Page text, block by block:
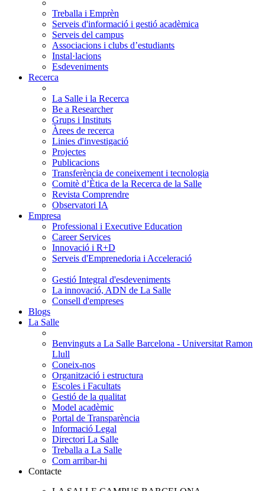
Treballa i Emprèn
Serveis d'informació i gestió acadèmica
Serveis del campus
Associacions i clubs d’estudiants
Instal·lacions
Esdeveniments
Recerca
La Salle i la Recerca
Be a Researcher
Grups i Instituts
Àrees de recerca
Linies d'investigació
Projectes
Publicacions
Transferència de coneixement i tecnologia
Comitè d’Ètica de la Recerca de la Salle
Revista Comprendre
Observatori IA
Empresa
Professional i Executive Education
Career Services
Innovació i R+D
Serveis d'Emprenedoria i Acceleració
Gestió Integral d'esdeveniments
La innovació, ADN de La Salle
Consell d'empreses
Blogs
La Salle
Benvinguts a La Salle Barcelona - Universitat Ramon
Llull
Coneix-nos
Organització i estructura
Escoles i Facultats
Gestió de la qualitat
Model acadèmic
Portal de Transparència
Informació Legal
Directori La Salle
Treballa a La Salle
Com arribar-hi
Contacte